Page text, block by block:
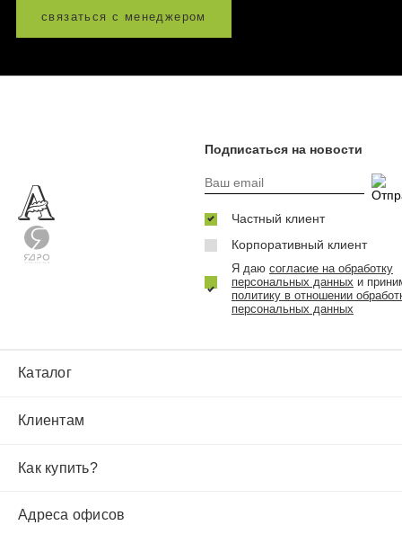
связаться с менеджером
Каталог
Клиентам
Как купить?
Адреса офисов
Подписаться на новости
Частный клиент
Корпоративный клиент
Я даю согласие на обработку
персональных данных и
политику в отношении
персональных данных